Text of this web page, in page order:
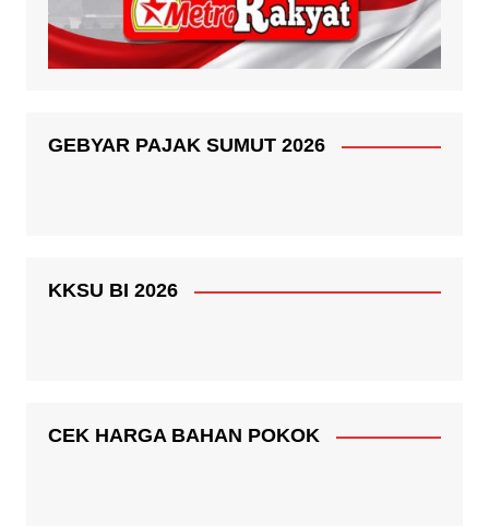
GEBYAR PAJAK SUMUT 2026
KKSU BI 2026
CEK HARGA BAHAN POKOK